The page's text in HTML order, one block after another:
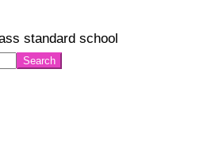
standard school